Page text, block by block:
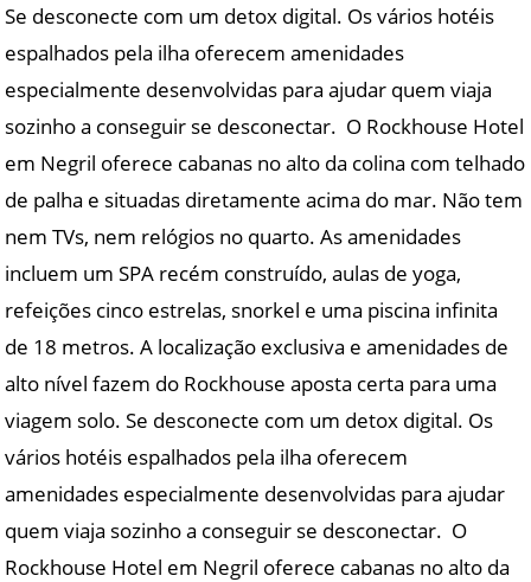
Se desconecte com um detox digital. Os vários hotéis
espalhados pela ilha oferecem amenidades
especialmente desenvolvidas para ajudar quem viaja
sozinho a conseguir se desconectar. O Rockhouse Hotel
em Negril oferece cabanas no alto da colina com telhado
de palha e situadas diretamente acima do mar. Não tem
nem TVs, nem relógios no quarto. As amenidades
incluem um SPA recém construído, aulas de yoga,
refeições cinco estrelas, snorkel e uma piscina infinita
de 18 metros. A localização exclusiva e amenidades de
alto nível fazem do Rockhouse aposta certa para uma
viagem solo. Se desconecte com um detox digital. Os
vários hotéis espalhados pela ilha oferecem
amenidades especialmente desenvolvidas para ajudar
quem viaja sozinho a conseguir se desconectar. O
Rockhouse Hotel em Negril oferece cabanas no alto da